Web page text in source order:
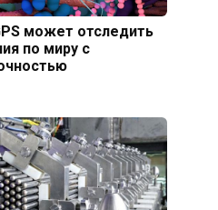
может отследить
по миру с